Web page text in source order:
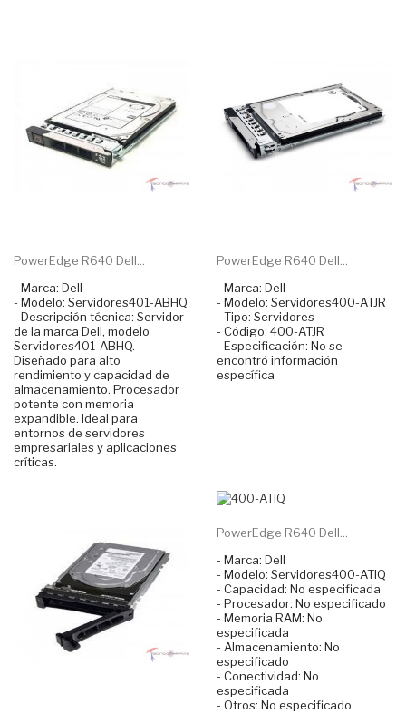
PowerEdge R640 Dell...
- Marca: Dell
- Modelo: Servidores401-ABHQ
- Descripción técnica: Servidor
de la marca Dell, modelo
Servidores401-ABHQ.
Diseñado para alto
rendimiento y capacidad de
almacenamiento. Procesador
potente con memoria
expandible. Ideal para
entornos de servidores
empresariales y aplicaciones
críticas.
PowerEdge R640 Dell...
- Marca: Dell
- Modelo: Servidores400-ATJR
- Tipo: Servidores
- Código: 400-ATJR
- Especificación: No se
encontró información
específica
PowerEdge R640 Dell...
- Marca: Dell
- Modelo: Servidores400-ATIQ
- Capacidad: No especificada
- Procesador: No especificado
- Memoria RAM: No
especificada
- Almacenamiento: No
especificado
- Conectividad: No
especificada
- Otros: No especificado